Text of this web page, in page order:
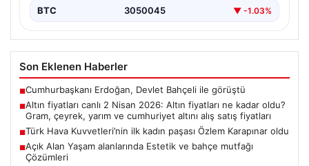
BTC 3050045 ▼ -1.03%
Son Eklenen Haberler
■Cumhurbaşkanı Erdoğan, Devlet Bahçeli ile görüştü
■Altın fiyatları canlı 2 Nisan 2026: Altın fiyatları ne kadar oldu?
Gram, çeyrek, yarım ve cumhuriyet altını alış satış fiyatları
■Türk Hava Kuvvetleri’nin ilk kadın paşası Özlem Karapınar oldu
■Açık Alan Yaşam alanlarında Estetik ve bahçe mutfağı
Çözümleri